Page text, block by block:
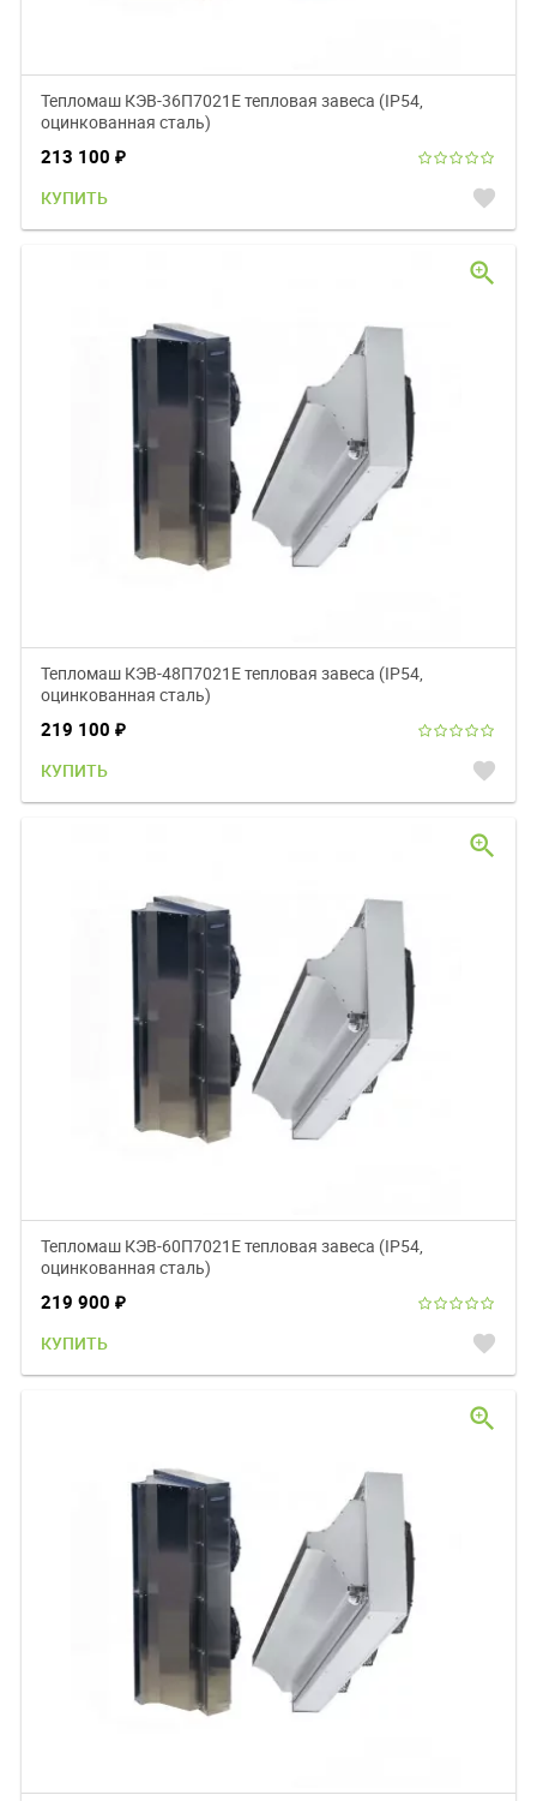
Тепломаш КЭВ-36П7021Е тепловая завеса (IP54,
оцинкованная сталь)
213 100 ₽
КУПИТЬ favorite
Тепломаш КЭВ-48П7021Е тепловая завеса (IP54,
оцинкованная сталь)
219 100 ₽
КУПИТЬ favorite
zoom_in
Тепломаш КЭВ-60П7021Е тепловая завеса (IP54,
оцинкованная сталь)
219 900 ₽
КУПИТЬ favorite
zoom_in
zoom_in